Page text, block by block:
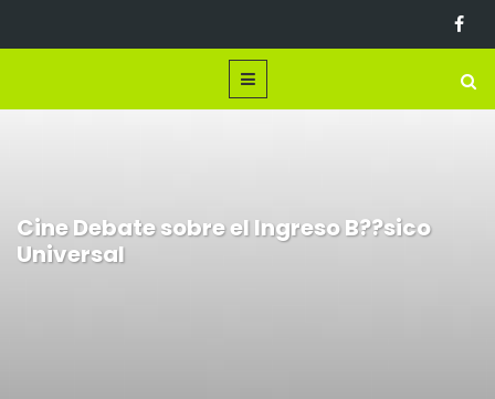
Cine Debate sobre el Ingreso B??sico
Universal